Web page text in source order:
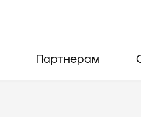
Партнерам